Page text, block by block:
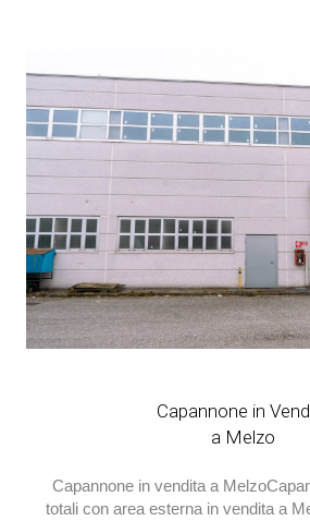
Capannone in
a Melzo
Capannone in vendita a
totali con area esterna in vendita a